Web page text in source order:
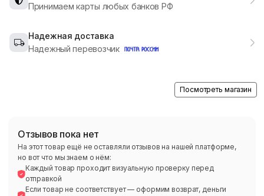
Принимаем карты любых банков РФ
Надежная доставка
Надежный перевозчик
Посмотреть магазин
Отзывов пока нет
На этот товар ещё не оставляли отзывов на нашей платформе,
но вот что мы знаем о нём:
Каждый товар проходит визуальную проверку перед
отправкой
Если товар не соответствует — оформим возврат, деньги